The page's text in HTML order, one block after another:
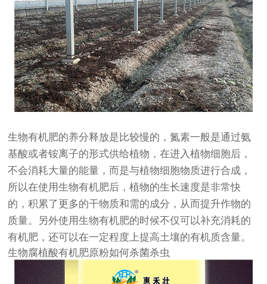
生物有机肥的养分释放是比较慢的，氮素一般是通过氨
基酸或者铵离子的形式供给植物，在进入植物细胞后，
不会消耗大量的能量，而是与植物细胞物质进行合成，
所以在使用生物有机肥后，植物的生长速度是非常快
的，积累了更多的干物质和需的成分，从而提升作物的
质量。另外使用生物有机肥的时候不仅可以补充消耗的
有机肥，还可以在一定程度上提高土壤的有机质含量。
生物腐植酸有机肥原粉如何杀菌杀虫